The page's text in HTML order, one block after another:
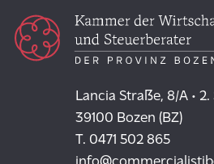
Lancia Straße, 8/A •
39100 Bozen (BZ)
T. 0471 502 865